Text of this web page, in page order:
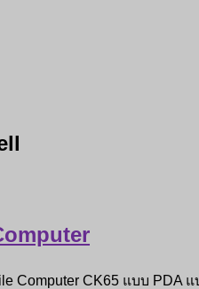
Computer CK65 แบบ